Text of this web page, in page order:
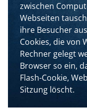
zwischen
Webseiten
ihre Besucher
Cookies, die von
Rechner gelegt
Browser so ein,
Flash-Cookie,
Sitzung löscht.